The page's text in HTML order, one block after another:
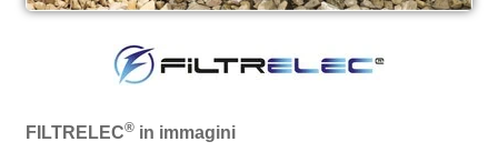
FILTRELEC® in immagini